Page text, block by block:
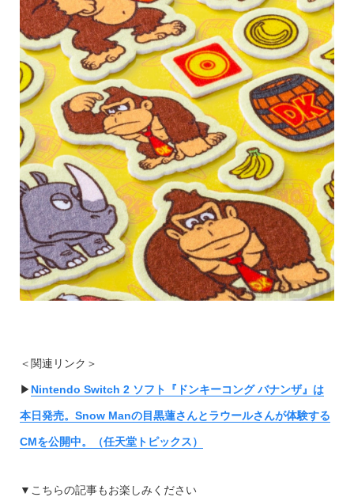
＜関連リンク＞
▶︎ Nintendo Switch 2 ソフト『ドンキーコング バナンザ』は
本日発売。Snow Manの目黒蓮さんとラウールさんが体験する
CMを公開中。（任天堂トピックス）
▼こちらの記事もお楽しみください